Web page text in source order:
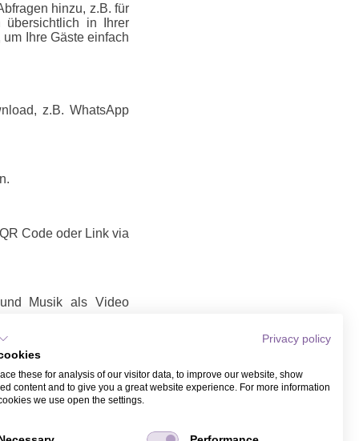
hinzu, z.B. für
übersichtlich in Ihrer
Ihre Gäste einfach
z.B. WhatsApp
Code oder Link via
Musik als Video
/ Video teilen
/ Video, das Sie
Name und Email bei
WhatsApp.
Privacy policy
these for analysis of our visitor data, to improve our website, show
content and to give you a great website experience. For more information
we use open the settings.